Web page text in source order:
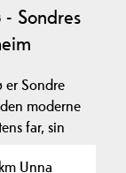
Sondres
Sondre
moderne
far, sin
Unna